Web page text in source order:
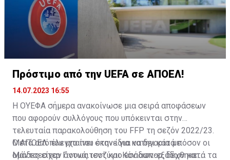
Πρόστιμο από την UEFA σε ΑΠΟΕΛ!
14.07.2023 16:55
Η ΟΥΕΦΑ σήμερα ανακοίνωσε μια σειρά αποφάσεων
που αφορούν συλλόγους που υπόκεινται στην
τελευταία παρακολούθηση του FFP τη σεζόν 2022/23.
Μετά από έλεγχο που έκανε για να δει κατά πόσον οι
ομάδες είχαν όντως ισοζύγιο εσόδων-εξόδων κατά τα
Ο ΑΠΟΕΛ που μπαίνει στην ίδια κατηγορία με
Μάντσεστερ Γιουνάιτεντ και Κόνιασπορ, δέχθηκε